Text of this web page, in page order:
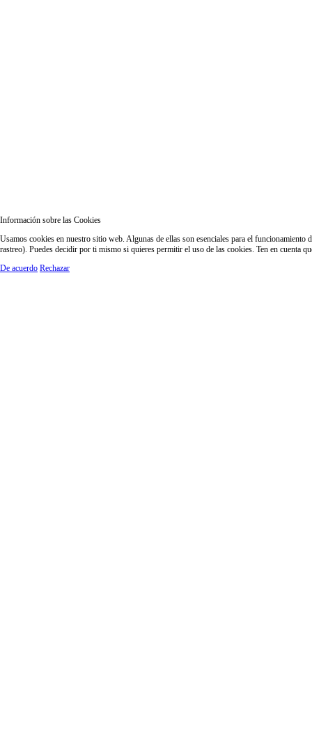
Información sobre las Cookies
Usamos cookies en nuestro sitio web. Algunas de ellas son esenciales para el
rastreo). Puedes decidir por ti mismo si quieres permitir el uso de las cookies. Ten en cuenta
De acuerdo Rechazar